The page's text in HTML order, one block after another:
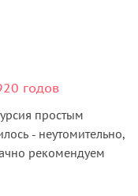
годов
простым
- неутомительно,
рекомендуем